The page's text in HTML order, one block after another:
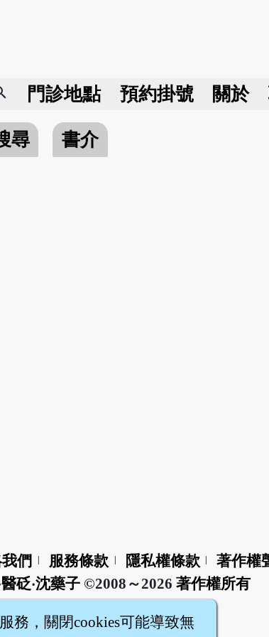
門診地點 預約掛號 關於
尋
書介
們 服務條款 隱私權條款
著作權
醫砭‧沈藥子©2008～2026 著作權所有
務，關閉cookies可能導致無